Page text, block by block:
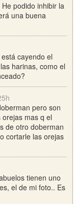
podido inhibir la
una buena
cayendo el
harinas, como el
pero son
mas q el
de otro doberman
cortarle las orejas
tienen uno
el de mi foto.. Es